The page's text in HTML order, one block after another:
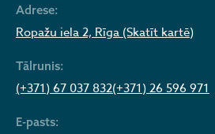
Adrese:
Ropažu iela 2, Rīga (Skatīt kartē)
Tālrunis:
(+371) 67 037 832(+371) 26 596 971
E-pasts: